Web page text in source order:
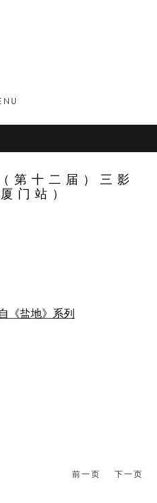
第十二届）三影
门站）
following image in a popup:
前一页 下一页